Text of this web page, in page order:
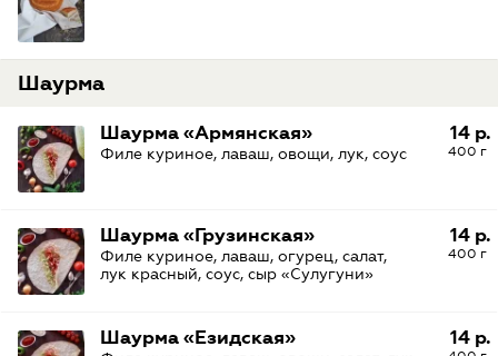
Шаурма
14 р.
400 г
Шаурма «Армянская»
Филе куриное, лаваш, овощи, лук, соус
14 р.
400 г
Шаурма «Грузинская»
Филе куриное, лаваш, огурец, салат,
лук красный, соус, сыр «Сулугуни»
14 р.
Шаурма «Езидская»